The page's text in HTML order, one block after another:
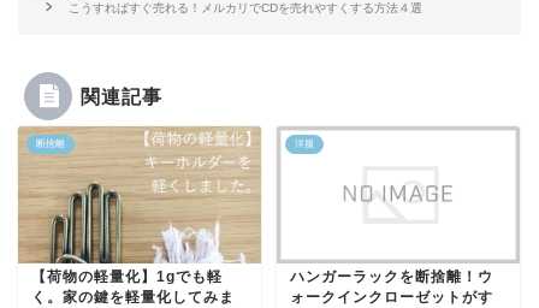
こうすればすぐ売れる！メルカリでCDを売れやすくする方法４選
関連記事
断捨離
【荷物の軽量化】1gでも軽
く。家の鍵を軽量化してみま
洋服
ハンガーラックを断捨離！ウ
ォークインクローゼットがす